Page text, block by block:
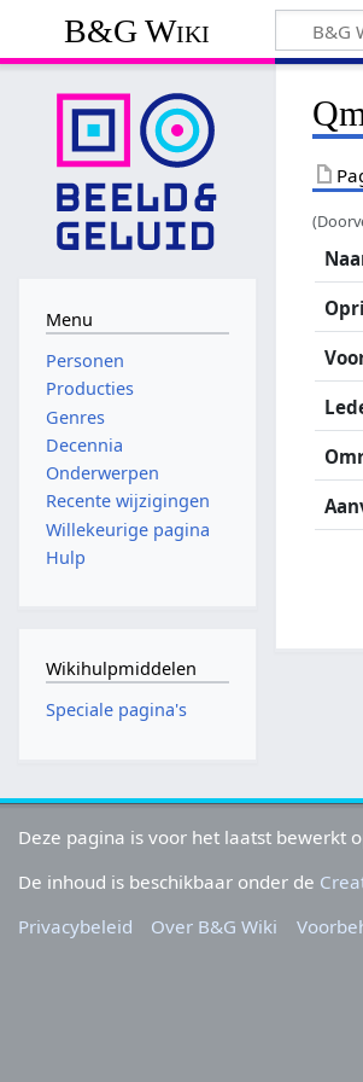
B&G Wiki
Menu
Personen
Producties
Genres
Decennia
Onderwerpen
Recente wijzigingen
Willekeurige pagina
Hulp
Wikihulpmiddelen
Speciale pagina's
Deze pagina is voor het laatst bewerkt
De inhoud is beschikbaar onder de
Privacybeleid
Over B&G Wiki